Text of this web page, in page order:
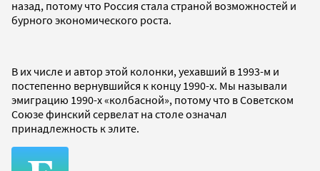
назад, потому что Россия стала страной возможностей и
бурного экономического роста.
В их числе и автор этой колонки, уехавший в 1993-м и
постепенно вернувшийся к концу 1990-х. Мы называли
эмиграцию 1990-х «колбасной», потому что в Советском
Союзе финский сервелат на столе означал
принадлежность к элите.